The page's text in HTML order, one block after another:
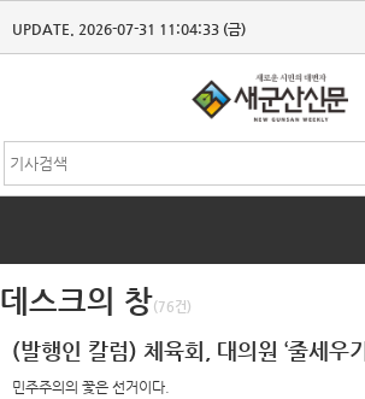
UPDATE. 2026-07-31 11:04:33 (금)
데스크의 창(76건)
(발행인 칼럼) 체육회, 대의원 ‘줄세우
민주주의의 꽃은 선거이다.